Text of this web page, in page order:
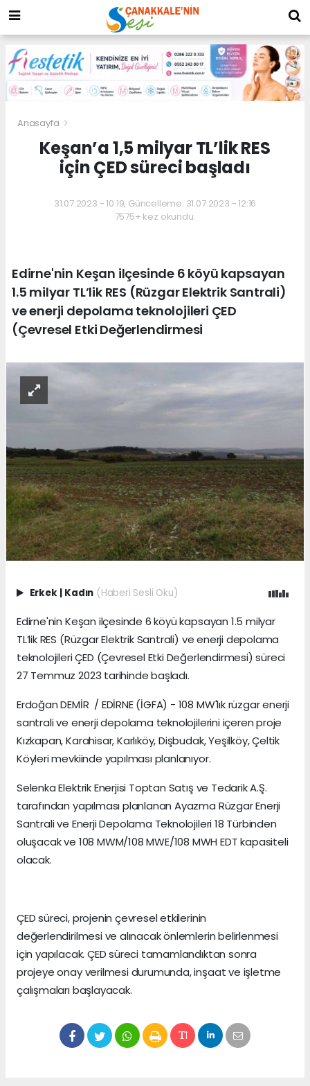
Anasayfa
Keşan’a 1,5 milyar TL’lik RES
için ÇED süreci başladı
31.07.2023 - 10:19, Güncelleme: 31.07.2023 - 12:16
7575+ kez okundu.
Edirne'nin Keşan ilçesinde 6 köyü kapsayan
1.5 milyar TL’lik RES (Rüzgar Elektrik Santrali)
ve enerji depolama teknolojileri ÇED
(Çevresel Etki Değerlendirmesi
Erkek Kadın (Haberi Sesli Oku)
Edirne'nin Keşan ilçesinde 6 köyü kapsayan 1.5 milyar
TL’lik RES (Rüzgar Elektrik Santrali) ve enerji depolama
teknolojileri ÇED (Çevresel Etki Değerlendirmesi) süreci
27 Temmuz 2023 tarihinde başladı.
Erdoğan DEMİR / EDİRNE (İGFA) - 108 MW'lık rüzgar enerji
santrali ve enerji depolama teknolojilerini içeren proje
Kızkapan, Karahisar, Karlıköy, Dişbudak, Yeşilköy, Çeltik
Köyleri mevkiinde yapılması planlanıyor.
Selenka Elektrik Enerjisi Toptan Satış ve Tedarik A.Ş.
tarafından yapılması planlanan Ayazma Rüzgar Enerji
Santrali ve Enerji Depolama Teknolojileri 18 Türbinden
oluşacak ve 108 MWM/108 MWE/108 MWH EDT kapasiteli
olacak.
ÇED süreci, projenin çevresel etkilerinin
değerlendirilmesi ve alınacak önlemlerin belirlenmesi
için yapılacak. ÇED süreci tamamlandıktan sonra
projeye onay verilmesi durumunda, inşaat ve işletme
çalışmaları başlayacak.